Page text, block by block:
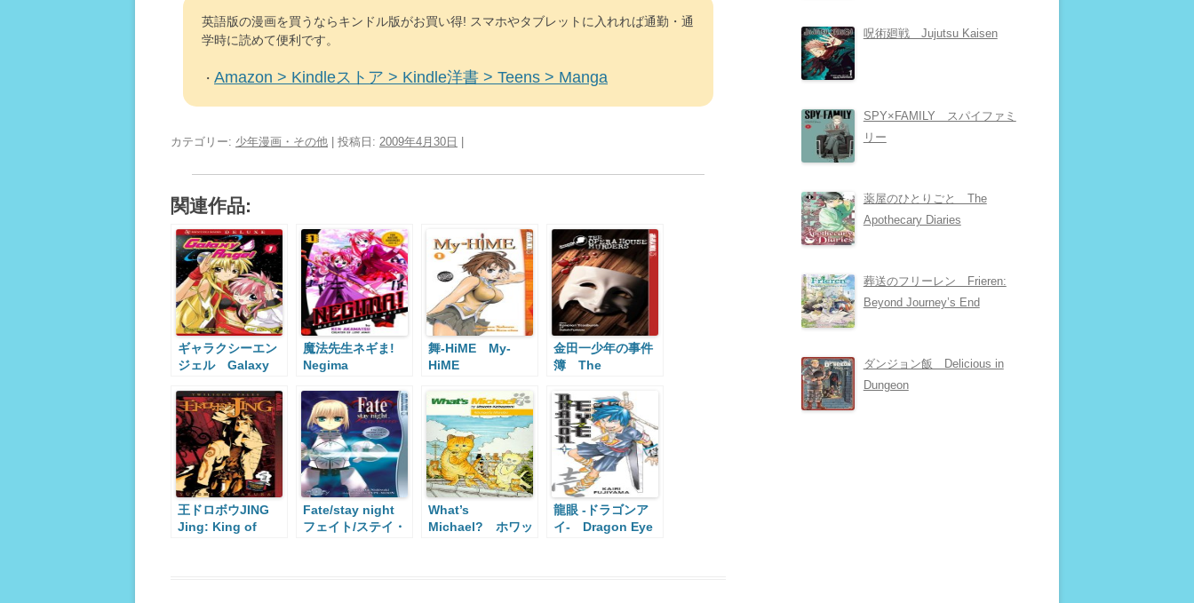
英語版の漫画を買うならキンドル版がお買い得! スマホやタブレットに入れれば通勤・通
学時に読めて便利です。
・ Amazon > Kindleストア > Kindle洋書 > Teens > Manga
カテゴリー: 少年漫画・その他 | 投稿日: 2009年4月30日
関連作品:
ギャラクシーエン
ジェル Galaxy
魔法先生ネギま!
Negima
舞-HiME My-
HiME
金田一少年の事件
簿 The
Files
王ドロボウJING
Jing: King of
Fate/stay night
フェイト/ステイ・
What’s
Michael? ホワッ
龍眼 -ドラゴンア
イ- Dragon Eye
呪術廻戦 Jujutsu Kaisen
SPY×FAMILY スパイファミ
リー
薬屋のひとりごと The
Apothecary Diaries
葬送のフリーレン Frieren:
Beyond Journey’s End
ダンジョン飯 Delicious in
Dungeon